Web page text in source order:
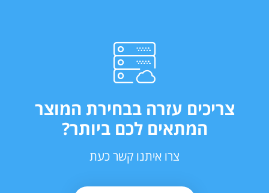
צריכים עזרה בבחירת המוצר
המתאים לכם ביותר?
צרו איתנו קשר כעת